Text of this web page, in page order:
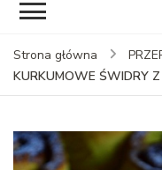
Strona główna
KURKUMOWE ŚWIDRY